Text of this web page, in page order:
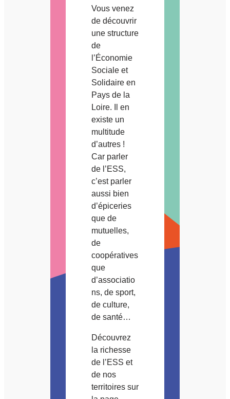
Vous venez
de découvrir
une structure
de
l’Économie
Sociale et
Solidaire en
Pays de la
Loire. Il en
existe un
multitude
d’autres !
Car parler
de l’ESS,
c’est parler
aussi bien
d’épiceries
que de
mutuelles,
de
coopératives
que
d’associatio
ns, de sport,
de culture,
de santé…
Découvrez
la richesse
de l’ESS et
de nos
territoires sur